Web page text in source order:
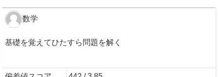
数学
基礎を覚えてひたすら問題を解く